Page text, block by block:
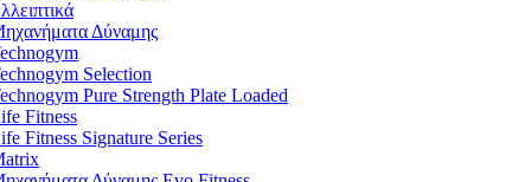
Δύναμης
Selection
Pure Strength Plate Loaded
Fitness
Fitness Signature Series